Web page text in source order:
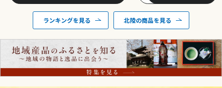
ランキングを見る 北陸の商品を見る